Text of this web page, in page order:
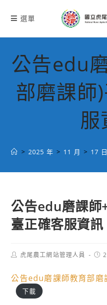
選單
公告edu
部磨課師
服
> 2025 年 > 11 月 > 17 日
公告edu磨課師
臺正確客服資訊
Post虎尾農工網站管理人員
公告edu磨課師教育部
下載